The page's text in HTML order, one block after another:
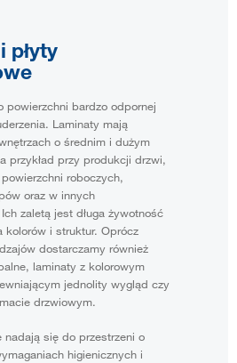
płyty
powierzchni bardzo odpornej
Laminaty mają
o średnim i dużym
przykład przy produkcji drzwi,
roboczych,
oraz w innych
zaletą jest długa żywotność
kolorów i struktur. Oprócz
dostarczamy również
laminaty z kolorowym
jednolity wygląd czy
drzwiowym.
nadają się do przestrzeni o
higienicznych i